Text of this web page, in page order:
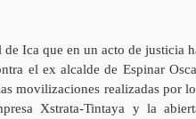
Ica que en un acto de justicia
el ex alcalde de Espinar
movilizaciones realizadas por
Xstrata-Tintaya y la